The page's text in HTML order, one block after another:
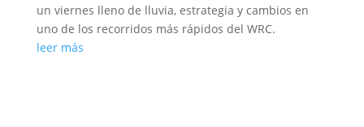
un viernes lleno de lluvia, estrategia y cambios en
uno de los recorridos más rápidos del WRC.
leer más